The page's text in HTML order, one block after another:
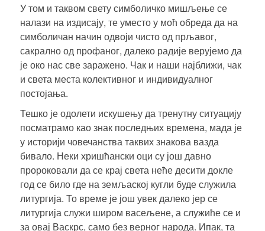
У том и таквом свету симболичко мишљење се
налази на издисају, те уместо у моћ обреда да на
симболичан начин одвоји чисто од прљавог,
сакрално од профаног, далеко радије верујемо да
је око нас све заражено. Чак и наши најближи, чак
и света места колективног и индивидуалног
постојања.
Тешко је одолети искушењу да тренутну ситуацију
посматрамо као знак последњих времена, мада је
у историји човечанства таквих знакова вазда
бивало. Неки хришћански оци су још давно
пророковали да се крај света неће десити докле
год се било где на земљаској кугли буде служила
литургија. То време је још увек далеко јер се
литургија служи широм васељене, а служиће се и
за овај Васкрс, само без верног народа. Ипак, та